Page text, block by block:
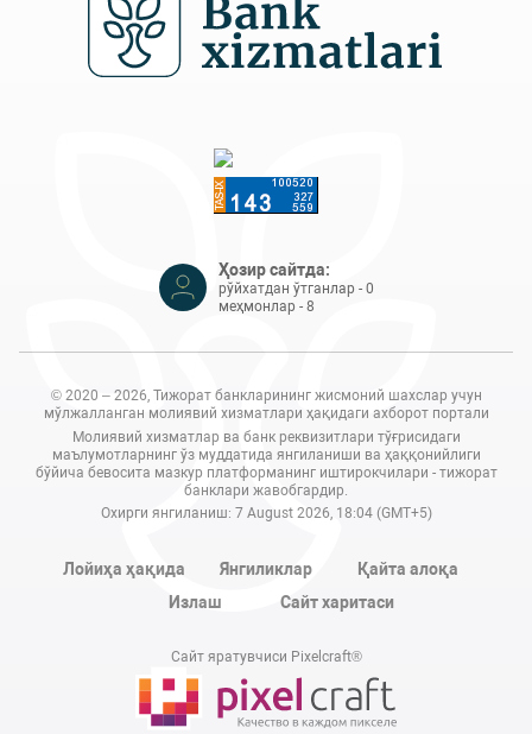
Ҳозир сайтда:
рўйхатдан ўтганлар - 0
меҳмонлар - 8
© 2020 – 2026, Тижорат банкларининг жисмоний шахслар учун
мўлжалланган молиявий хизматлари ҳақидаги ахборот портали
Молиявий хизматлар ва банк реквизитлари тўғрисидаги
маълумотларнинг ўз муддатида янгиланиши ва ҳаққонийлиги
бўйича бевосита мазкур платформанинг иштирокчилари - тижорат
банклари жавобгардир.
Охирги янгиланиш: 7 August 2026, 18:04 (GMT+5)
Лойиҳа ҳақида Янгиликлар
Қайта алоқа
Излаш
Сайт харитаси
Сайт яратувчиси Pixelcraft®